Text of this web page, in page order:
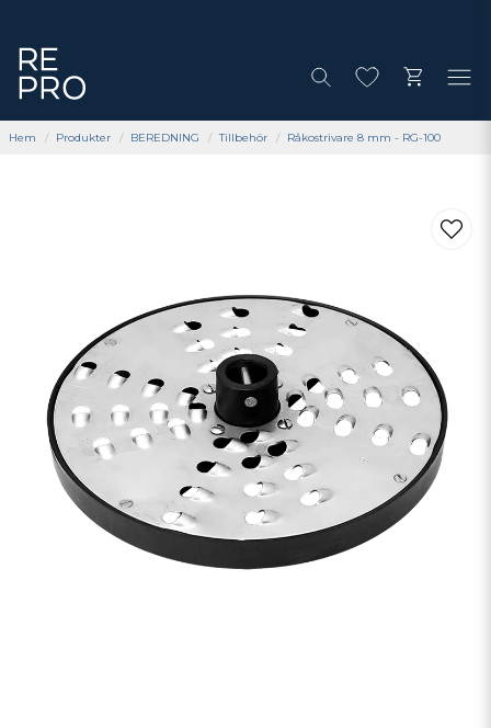
Hem Produkter BEREDNING Tillbehör Råkostrivare 8 mm - RG-100